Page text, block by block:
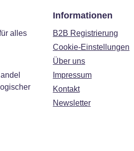
alles
Informationen
B2B Registrierung
Cookie-Einstellungen
Über uns
Impressum
Kontakt
Newsletter